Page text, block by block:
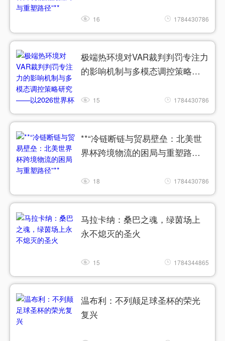
16 1784430786
极端热环境对VAR裁判判罚专注力
的影响机制与多模态调控策略研
15 1784430786
**“冷链断链与贸易壁垒：北美世
界杯跨境物流的困局与重塑路
18 1784430786
马拉卡纳：桑巴之魂，绿茵场上
永不熄灭的圣火
15 1784344865
温布利：不列颠足球圣杯的荣光
复兴